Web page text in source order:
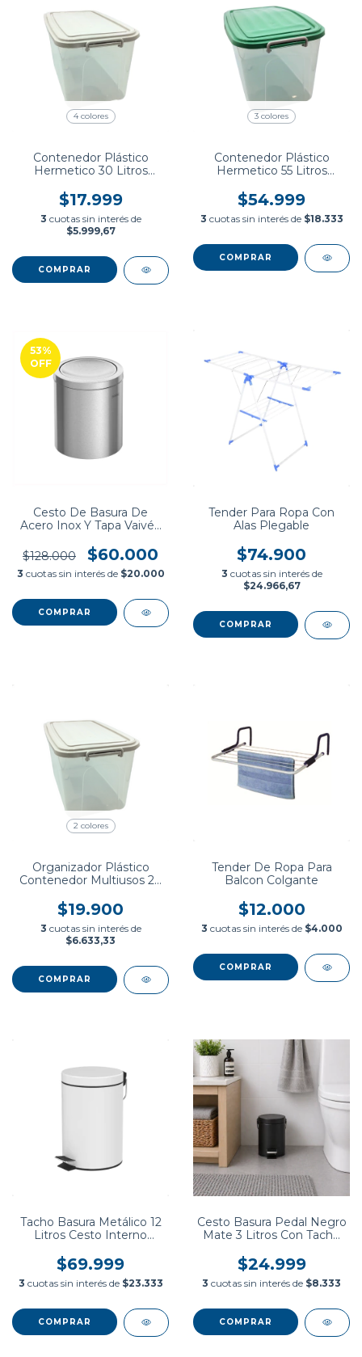
4 colores
Contenedor Plástico
Hermetico 30 Litros
$17.999
3 cuotas sin interés de
$5.999,67
COMPRAR
3 colores
Contenedor Plástico
Hermetico 55 Litros
$54.999
3 cuotas sin interés de $18.333
COMPRAR
53%
OFF
Cesto De Basura De
Acero Inox Y Tapa Vaivén
$128.000
$60.000
3 cuotas sin interés de $20.000
Tender Para Ropa Con
Alas Plegable
$74.900
3 cuotas sin interés de
$24.966,67
2 colores
Organizador Plástico
Contenedor Multiusos 20
$19.900
3 cuotas sin interés de
$6.633,33
COMPRAR
Tender De Ropa Para
Balcon Colgante
$12.000
3 cuotas sin interés de $4.000
Tacho Basura Metálico 12
Litros Cesto Interno
$69.999
3 cuotas sin interés de $23.333
Cesto Basura Pedal Negro
Mate 3 Litros Con Tacho
$24.999
3 cuotas sin interés de $8.333
COMPRAR